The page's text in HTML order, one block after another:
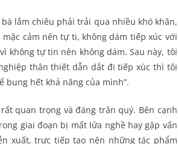
lắm chiêu phải trải qua nhiều khó khăn,
cảm nên tự ti, không dám tiếp xúc với
không tự tin nên không dám. Sau này, tôi
thân thiết dẫn dắt đi tiếp xúc thì tôi
bung hết khả năng của mình”.
quan trọng và đáng trân quý. Bên cạnh
giai đoạn bị mất lửa nghề hay gặp vấn
xuất, trực tiếp tạo nên những tác phẩm